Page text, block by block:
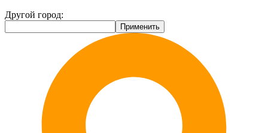
Другой город: